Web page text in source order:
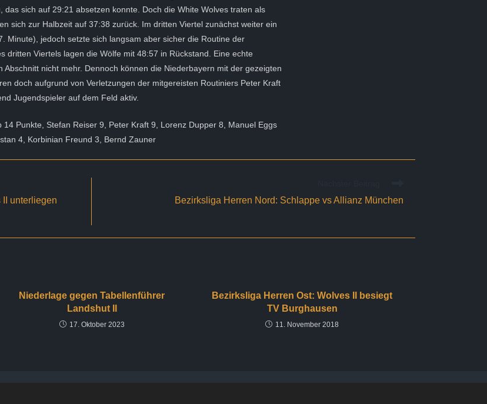
das sich auf 29:21 absetzen konnte. Doch die White Wolves traten als
sich zur Halbzeit auf 37:38 zurück. Im dritten Viertel zunächst weiter ein
Minute), jedoch setzte sich langsam aber sicher die Routine der
dritten Viertels lagen die Wölfe mit 48:57 in Rückstand. Eine echte
Abschnitt nicht mehr. Dennoch können die Niederbayern mit der gezeigten
doch aufgrund von Verletzungen der mitgereisten Routiniers Peter Kraft
Jugendspieler auf dem Feld aktiv.
14 Punkte, Stefan Reiser 9, Peter Kraft 9, Lorenz Dupper 8, Manuel Eggs
4, Korbinian Freund 3, Bernd Zauner
unterliegen
Bezirksliga Herren Nord: Schlappe vs Allianz München
Niederlage gegen Tabellenführer
Landshut II
17. Oktober 2023
Bezirksliga Herren Ost: Wolves II besiegt
TV Burghausen
11. November 2018